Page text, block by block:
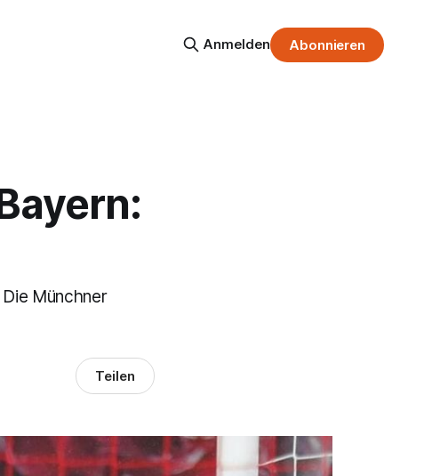
Anmelden Abonnieren
Münchner
Teilen